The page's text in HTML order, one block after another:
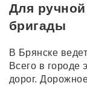
Для
бригады
В Брянске
Всего в городе
дорог.